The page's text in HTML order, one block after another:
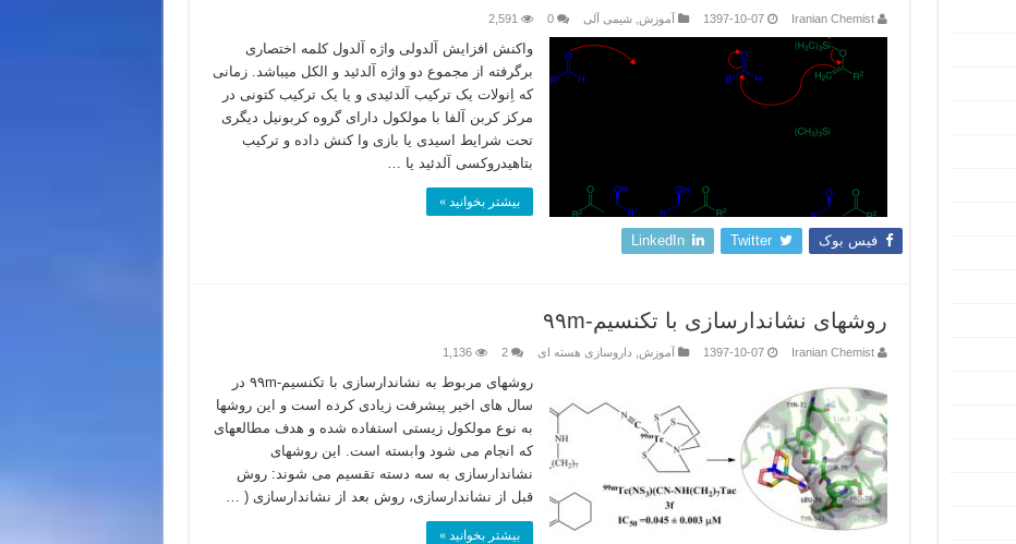
Iranian Chemist
1397-10-07 آموزش ,شیمی آلی 0
2,591
واکنش افزایش آلدولی واژه آلدول کلمه اختصاری
برگرفته از مجموع دو واژه آلدئید و الکل میباشد. زمانی
که اِنولات یک ترکیب آلدئیدی و یا یک ترکیب کتونی در
مرکز کربن آلفا با مولکول دارای گروه کربونیل دیگری
تحت شرایط اسیدی یا بازی وا کنش داده و ترکیب
بتاهیدروکسی آلدئید یا …
بیشتر بخوانید »
فیس بوک Twitter
LinkedIn
روشهای نشاندارسازی با تکنسیم-۹۹m
Iranian Chemist
1397-10-07 آموزش داروسازی هسته ای 2
1,136
روش­های مربوط به نشاندارسازی با تکنسیم-۹۹m در
سال های اخیر پیشرفت زیادی کرده است و این روش­ها
به نوع مولکول زیستی استفاده شده و هدف مطالعه­ای
که انجام می شود وابسته است. این روش­های
نشاندارسازی به سه دسته تقسیم می شوند: روش
قبل از نشاندارسازی، روش­ بعد از نشاندارسازی ( …
بیشتر بخوانید »